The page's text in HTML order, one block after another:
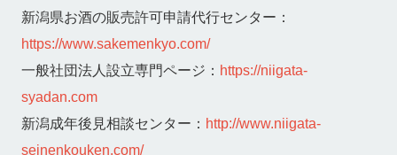
新潟県お酒の販売許可申請代行センター：
https://www.sakemenkyo.com/
一般社団法人設立専門ページ： https://niigata-
syadan.com
新潟成年後見相談センター： http://www.niigata-
seinenkouken.com/